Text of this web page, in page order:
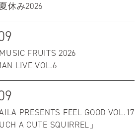
休み2026
FRUITS 2026
LIVE VOL.6
PRESENTS FEEL GOOD VOL.17
A CUTE SQUIRREL」